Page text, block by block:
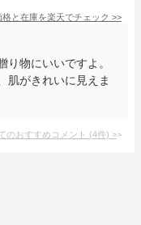
格と在庫を楽天でチェック >>
り物にいいですよ。
肌がきれいに見えま
のおすすめコメント (4件) >